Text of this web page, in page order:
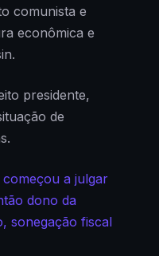
comunista e
econômica e
presidente,
de
a julgar
dono da
sonegação fiscal